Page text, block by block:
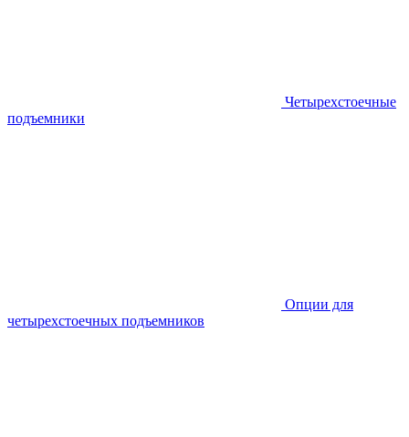
Четырехстоечные
подъемники
Опции для
четырехстоечных подъемников